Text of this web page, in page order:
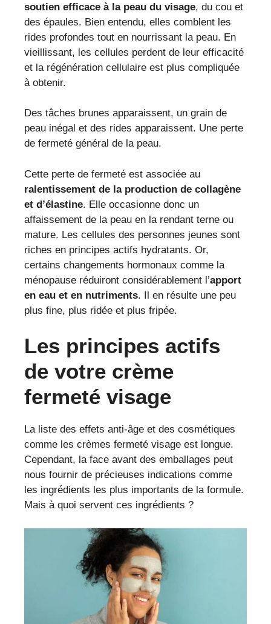
soutien efficace à la peau du visage, du cou et
des épaules. Bien entendu, elles comblent les
rides profondes tout en nourrissant la peau. En
vieillissant, les cellules perdent de leur efficacité
et la régénération cellulaire est plus compliquée
à obtenir.
Des tâches brunes apparaissent, un grain de
peau inégal et des rides apparaissent. Une perte
de fermeté général de la peau.
Cette perte de fermeté est associée au
ralentissement de la production de collagène
et d’élastine. Elle occasionne donc un
affaissement de la peau en la rendant terne ou
mature. Les cellules des personnes jeunes sont
riches en principes actifs hydratants. Or,
certains changements hormonaux comme la
ménopause réduiront considérablement l’apport
en eau et en nutriments. Il en résulte une peu
plus fine, plus ridée et plus fripée.
Les principes actifs
de votre crème
fermeté visage
La liste des effets anti-âge et des cosmétiques
comme les crèmes fermeté visage est longue.
Cependant, la face avant des emballages peut
nous fournir de précieuses indications comme
les ingrédients les plus importants de la formule.
Mais à quoi servent ces ingrédients ?